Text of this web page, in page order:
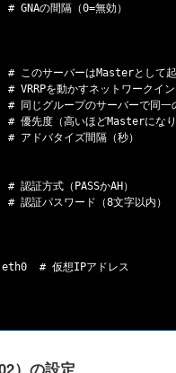
GNAの間隔（0=無効）
このサーバーはMasterとして
を動かすネットワークイン
じグループのサーバーで同一
先度（高いほどMasterになり
アドバタイズ間隔（秒）
認証方式（PASSかAH）
証パスワード（8文字以内）
# 仮想IPアドレス
）の設定